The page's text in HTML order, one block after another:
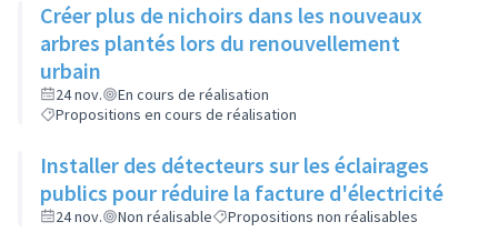
Créer plus de nichoirs dans les nouveaux
arbres plantés lors du renouvellement
urbain
24 nov.
En cours de réalisation
Propositions en cours de réalisation
Installer des détecteurs sur les éclairages
publics pour réduire la facture d'électricité
24 nov. Non réalisable Propositions non réalisables